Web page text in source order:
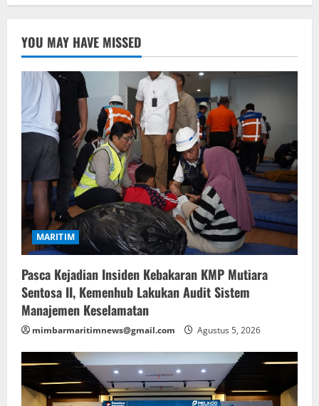
YOU MAY HAVE MISSED
MARITIM
Pasca Kejadian Insiden Kebakaran KMP Mutiara
Sentosa II, Kemenhub Lakukan Audit Sistem
Manajemen Keselamatan
mimbarmaritimnews@gmail.com Agustus 5, 2026